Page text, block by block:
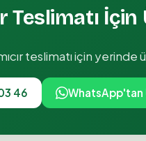
Teslimatı İçin
teslimatıiçin yerinde
46 WhatsApp'tan